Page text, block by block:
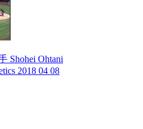
Shohei Ohtani
2018 04 08